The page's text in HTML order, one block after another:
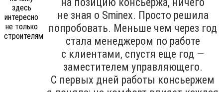
не зная о Sminex. Просто решила
попробовать. Меньше чем через год
стала менеджером по работе
с клиентами, спустя еще год —
заместителем управляющего.
С первых дней работы консьержем